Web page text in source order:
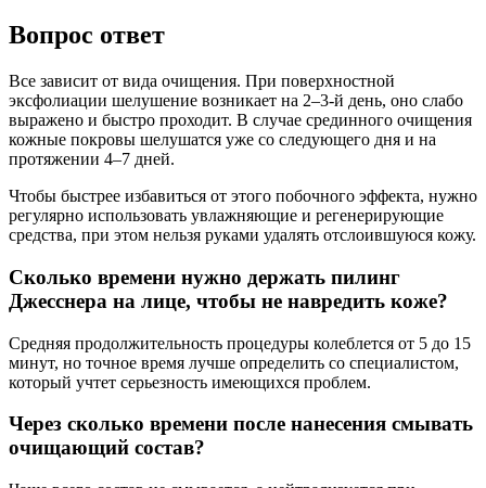
Вопрос ответ
Все зависит от вида очищения. При поверхностной
эксфолиации шелушение возникает на 2–3-й день, оно слабо
выражено и быстро проходит. В случае срединного очищения
кожные покровы шелушатся уже со следующего дня и на
протяжении 4–7 дней.
Чтобы быстрее избавиться от этого побочного эффекта, нужно
регулярно использовать увлажняющие и регенерирующие
средства, при этом нельзя руками удалять отслоившуюся кожу.
Сколько времени нужно держать пилинг
Джесснера на лице, чтобы не навредить коже?
Средняя продолжительность процедуры колеблется от 5 до 15
минут, но точное время лучше определить со специалистом,
который учтет серьезность имеющихся проблем.
Через сколько времени после нанесения смывать
очищающий состав?